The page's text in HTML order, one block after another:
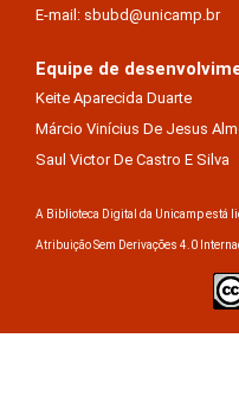
E-mail: sbubd@unicamp.br
Equipe de
Keite Aparecida Duarte
Márcio Vinícius De Jesus
Saul Victor De Castro E Silva
A Biblioteca Digital da Unicamp está
Atribuição Sem Derivações 4.0